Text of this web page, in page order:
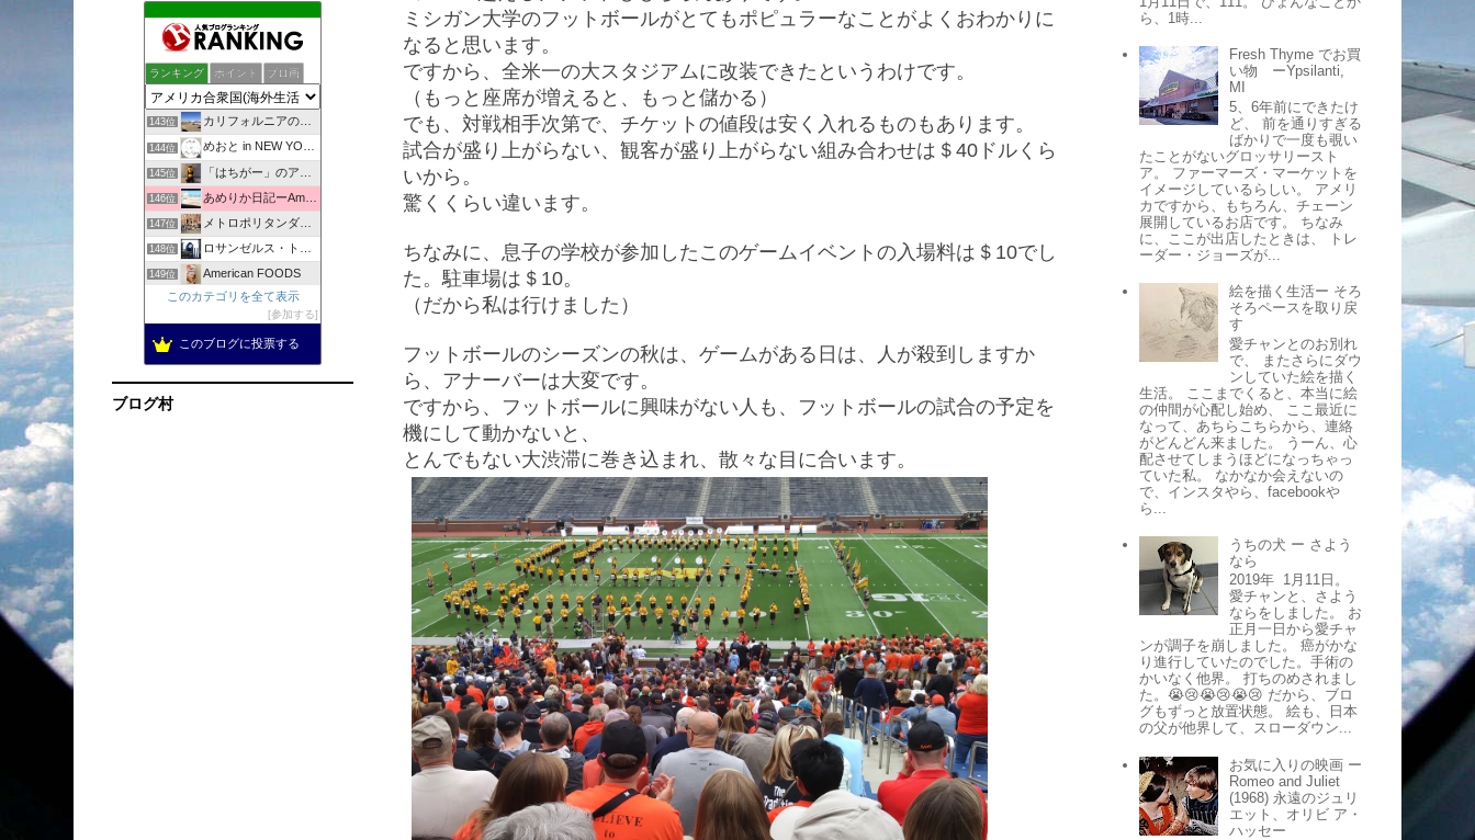
ミシガン大学のフットボールがとてもポピュラーなことがよくおわかりに
なると思います。
ですから、全米一の大スタジアムに改装できたというわけです。
（もっと座席が増えると、もっと儲かる）
でも、対戦相手次第で、チケットの値段は安く入れるものもあります。
試合が盛り上がらない、観客が盛り上がらない組み合わせは＄40ドルくら
いから。
驚くくらい違います。
ちなみに、息子の学校が参加したこのゲームイベントの入場料は＄10でし
た。駐車場は＄10。
（だから私は行けました）
フットボールのシーズンの秋は、ゲームがある日は、人が殺到しますか
ら、アナーバーは大変です。
ですから、フットボールに興味がない人も、フットボールの試合の予定を
機にして動かないと、
とんでもない大渋滞に巻き込まれ、散々な目に合います。
ランキング ポイント ブロ画
139位 モリー イン パラダイス + オリー＜マウイの日々＞
140位 ニューヨーク掲示板
141位 Mollylaブログ
142位 coco日誌
143位 カリフォルニアの陽射しの中で
144位 めおと in NEW YORK | ニューヨーク情報サイト
145位 「はちがー」のアメリカの田舎でバタバタと生きてます！駐在中。
146位 あめりか日記ーAmerica Nikkiー
147位 メトロポリタンダイアリー
148位 ロサンゼルス・トーランス・情報ブログ
149位 American FOODS
150位 ハワイ生活の最新お得情報。
151位 まるさん、アメリカ生活の知恵
152位 隣りのミリオネアの節約日記
このカテゴリを全て表示
参加する
このブログに投票する
ブログ村
ら、1時...
Fresh Thyme でお買
い物 ーYpsilanti,
MI
5、6年前にできたけ
ど、 前を通りすぎる
ばかりで一度も覗い
たことがないグロッサリースト
ア。 ファーマーズ・マーケットを
イメージしているらしい。 アメリ
カですから、もちろん、チェーン
展開しているお店です。 ちなみ
に、ここが出店したときは、 トレ
ーダー・ジョーズが...
絵を描く生活ー そろ
そろペースを取り戻
す
愛チャンとのお別れ
で、 またさらにダウ
ンしていた絵を描く
生活。 ここまでくると、本当に絵
の仲間が心配し始め、 ここ最近に
なって、あちらこちらから、連絡
がどんどん来ました。 うーん、心
配させてしまうほどになっちゃっ
ていた私。 なかなか会えないの
で、インスタやら、facebookや
ら...
うちの犬 ー さよう
なら
2019年 1月11日。
愛チャンと、さよう
ならをしました。 お
正月一日から愛チャ
ンが調子を崩しました。 癌がかな
り進行していたのでした。手術の
かいなく他界。 打ちのめされまし
た。😭😢😭😢😭😢 だから、ブロ
グもずっと放置状態。 絵も、日本
の父が他界して、スローダウン...
お気に入りの映画 ー
Romeo and Juliet
(1968) 永遠のジュリ
エット、オリビ ア・
ハッセー